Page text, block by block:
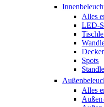
Alles
LED-
Spots
Alles